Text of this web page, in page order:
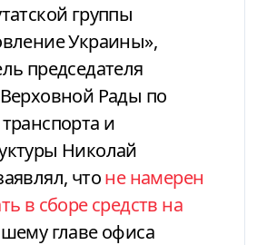
группы
Украины»,
председателя
Рады по
и
Николай
чтоне намерен
в сборе средств на
главе офиса